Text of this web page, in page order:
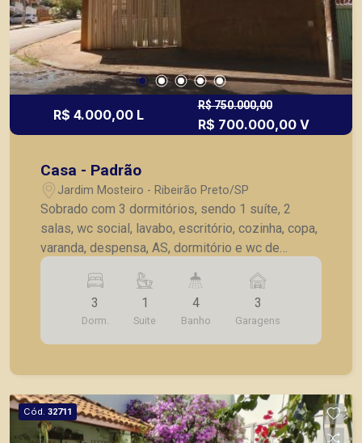
R$ 4.000,00 L
R$ 750.000,00
R$ 700.000,00 V
Casa - Padrão
Jardim Mosteiro - Ribeirão Preto/SP
Sobrado com 3 dormitórios, sendo 1 suíte, 2
salas, wc social, lavabo, escritório, cozinha, copa,
varanda, despensa, AS, dormitório e wc de
serviço, 3 vagas de garagem.
3
Dorm.
1
Suite
4
Banho
3
Garagens
Cód. 32711